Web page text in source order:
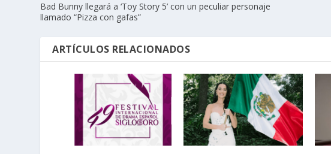
Bad Bunny llegará a ‘Toy Story 5’ con un peculiar personaje
llamado “Pizza con gafas”
ARTÍCULOS RELACIONADOS